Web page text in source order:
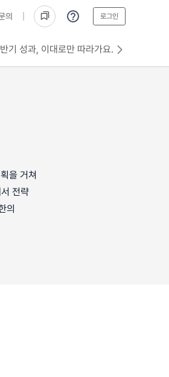
의 로그인
반기 성과, 이대로만 따라가요.
을 거쳐
전략
의